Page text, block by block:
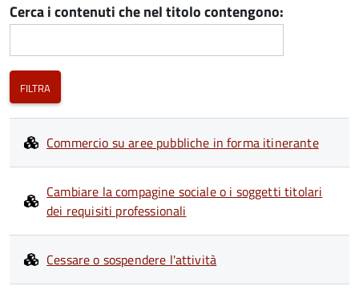
Cerca i contenuti che nel titolo contengono:
Commercio su aree pubbliche in forma itinerante
Cambiare la compagine sociale o i soggetti titolari
dei requisiti professionali
Cessare o sospendere l'attività